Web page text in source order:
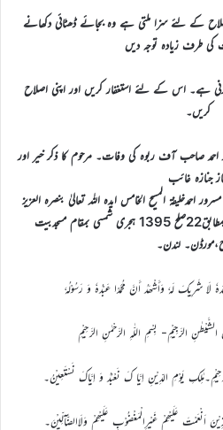
کے لئے سزا ملتی ہے وہ بجائے ڈھٹائی دکھانے
طرف زیادہ توجہ دیں
ہے۔ اس کے لئے استغفار کریں اور اپنی اصلاح
کریں۔
احمد صاحب آف ربوہ کی وفات۔ مرحوم کا ذکر خیر اور
جنازہ غائب
احمدخلیفۃ المسیح الخامس ایدہ اللہ تعالیٰ بنصرہ العزیز
فرمودہ مورخہ 22؍جنوری 2016ء بمطابق22صلح 1395 ہجری شمسی بمقام مسجدبیت
لندن۔
لَا شَرِیکَ لَہٗ وَأَشْھَدُ أَنَّ مُحَمَّدًا عَبْدُہٗ وَ رَسُوْلُہٗ
الشَّیْطٰنِ الرَّجِیْمِ- بِسْمِ اللّٰہِ الرَّحْمٰنِ الرَّحِیْمِ
یَوْمِ الدِّیْنِ اِیَّا کَ نَعْبُدُ وَ اِیَّاکَ نَسْتَعِیْنُ۔
اَنْعَمْتَ عَلَیْھِمْ غَیْرِالْمَغْضُوْبِ عَلَیْھِمْ وَلَاالضَّآلِّیْنَ۔